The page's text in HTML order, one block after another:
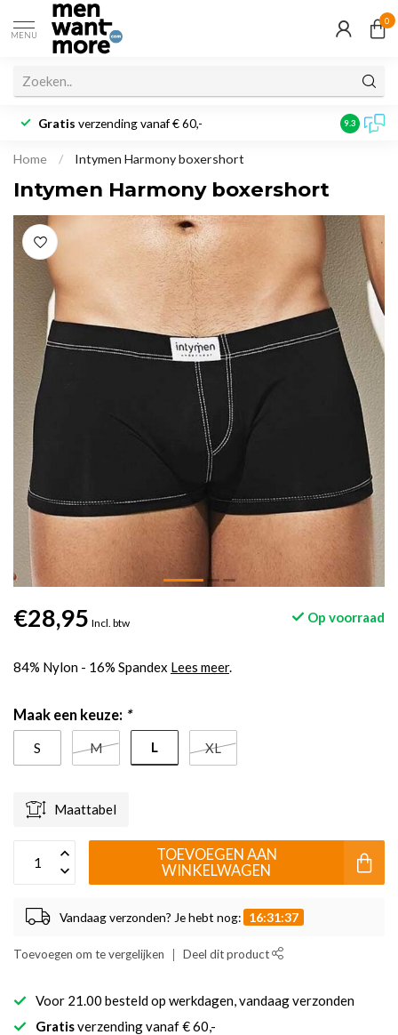
MENU
0
Gratis verzending vanaf € 60,- 9.3
Home / Intymen Harmony boxershort
Intymen Harmony boxershort
€28,95 Incl. btw Op voorraad
84% Nylon - 16% Spandex Lees meer.
Maak een keuze: *
S M L XL
Maattabel
TOEVOEGEN AAN
WINKELWAGEN
Vandaag verzonden? Je hebt nog: 16:31:36
Toevoegen om te vergelijken Deel dit product
Voor 21.00 besteld op werkdagen, vandaag verzonden
Gratisverzending vanaf € 60,-